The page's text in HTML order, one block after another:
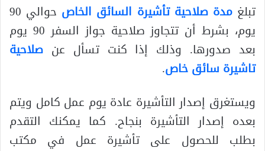
تبلغمدة صلاحية تأشيرة السائق الخاص
حوالي 90
يوم، بشرط أن تتجاوز صلاحية جواز السفر 90 يوم
بعد صدورها. وذلك إذا كنت تسأل عن صلاحية
تاشيرة سائق خاص.
ويستغرق إصدار التأشيرة عادة يوم عمل كامل ويتم
بعده إصدار التأشيرة بنجاح. كما يمكنك التقدم
بطلب للحصول على تأشيرة عمل في مكتب